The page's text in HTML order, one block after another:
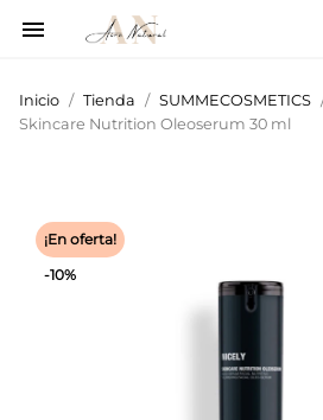

Inicio Tienda SUMMECOSMETICS
Skincare Nutrition Oleoserum 30 ml
¡En oferta!
-10%